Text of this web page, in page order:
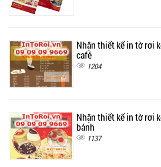
Nhận thiết kế in tờ rơi
café
1204
Nhận thiết kế in tờ rơi
bánh
1137